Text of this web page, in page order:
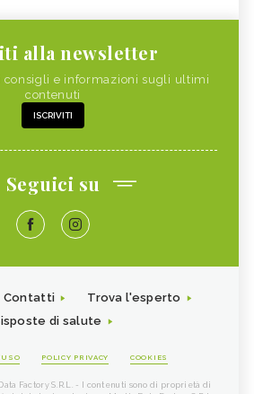
alla newsletter
consigli e informazioni sugli ultimi
contenuti
ISCRIVITI
Seguici su
Contatti
Trova l'esperto
di salute
POLICY PRIVACY COOKIES
Factory S.R.L. - I contenuti sono di proprietà di